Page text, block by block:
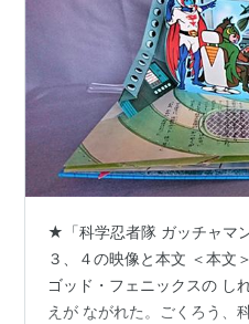
★「科学忍者隊 ガッチャマ
３、４の映像と本文 ＜本文
ゴッド・フェニックスの し
えが ながれた。ごくろう、